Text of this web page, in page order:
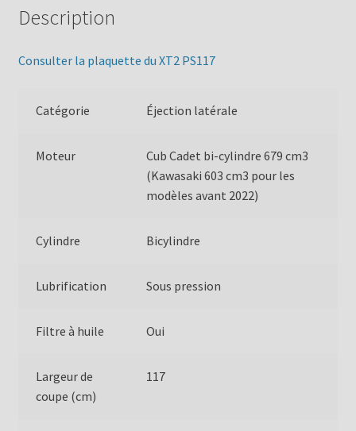
Description
Consulter la plaquette du XT2 PS117
Catégorie Éjection latérale
Moteur
Cub Cadet bi-cylindre 679 cm3
(Kawasaki 603 cm3 pour les
modèles avant 2022)
Cylindre Bicylindre
Lubrification Sous pression
Filtre à huile Oui
Largeur de
coupe (cm)
117